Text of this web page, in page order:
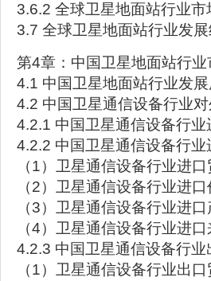
3.6.2 全球卫星地面站行业市
3.7 全球卫星地面站行业发
第4章：中国卫星地面站行
4.1 中国卫星地面站行业发
4.2 中国卫星通信设备行业
4.2.1 中国卫星通信设备行
4.2.2 中国卫星通信设备行业
（1）卫星通信设备行业进
（2）卫星通信设备行业进
（3）卫星通信设备行业进
（4）卫星通信设备行业进
4.2.3 中国卫星通信设备行业
（1）卫星通信设备行业出